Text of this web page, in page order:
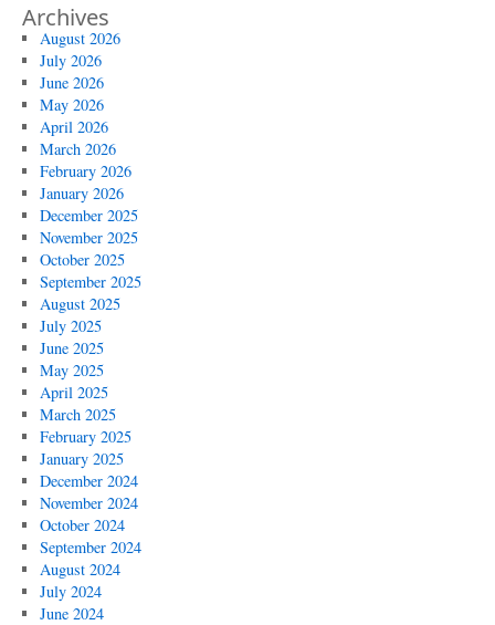
Archives
August 2026
July 2026
June 2026
May 2026
April 2026
March 2026
February 2026
January 2026
December 2025
November 2025
October 2025
September 2025
August 2025
July 2025
June 2025
May 2025
April 2025
March 2025
February 2025
January 2025
December 2024
November 2024
October 2024
September 2024
August 2024
July 2024
June 2024